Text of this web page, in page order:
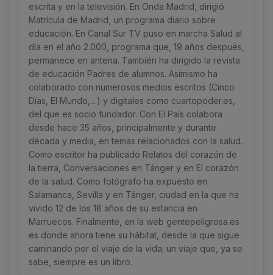
escrita y en la televisión. En Onda Madrid, dirigió
Matrícula de Madrid, un programa diario sobre
educación. En Canal Sur TV puso en marcha Salud al
día en el año 2.000, programa que, 19 años después,
permanece en antena. También ha dirigido la revista
de educación Padres de alumnos. Asimismo ha
colaborado con numerosos medios escritos (Cinco
Días, El Mundo,…) y digitales como cuartopoder.es,
del que es socio fundador. Con El País colabora
desde hace 35 años, principalmente y durante
década y media, en temas relacionados con la salud.
Como escritor ha publicado Relatos del corazón de
la tierra, Conversaciones en Tánger y en El corazón
de la salud. Como fotógrafo ha expuesto en
Salamanca, Sevilla y en Tánger, ciudad en la que ha
vivido 12 de los 18 años de su estancia en
Marruecos. Finalmente, en la web gentepeligrosa.es
es donde ahora tiene su hábitat, desde la que sigue
caminando por el viaje de la vida; un viaje que, ya se
sabe, siempre es un libro.